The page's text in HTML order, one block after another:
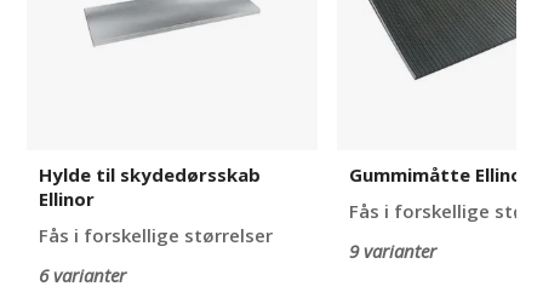
Hylde til skydedørsskab
Ellinor
Fås i forskellige størrelser
6 varianter
Gummimåtte Ellinor
Fås i forskellige
9 varianter